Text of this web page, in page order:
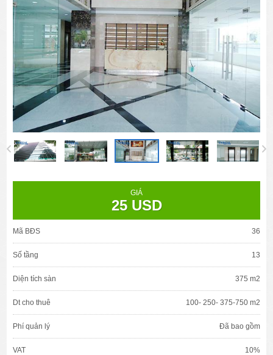
GIÁ
25 USD
Mã BĐS 36
Số tầng 13
Diện tích sàn 375 m2
Dt cho thuê 100- 250- 375-750 m2
Phí quản lý Đã bao gồm
VAT 10%